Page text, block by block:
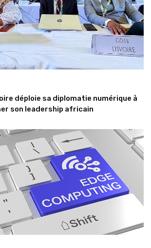
déploie sa diplomatie numérique à
son leadership africain